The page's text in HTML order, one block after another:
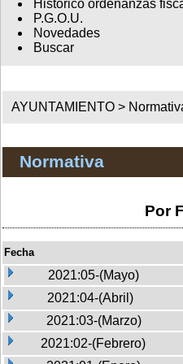
Histórico ordenanzas
P.G.O.U.
Novedades
Buscar
AYUNTAMIENTO >
Normativa
Por
Fecha
2021:05-(Mayo)
2021:04-(Abril)
2021:03-(Marzo)
2021:02-(Febrero)